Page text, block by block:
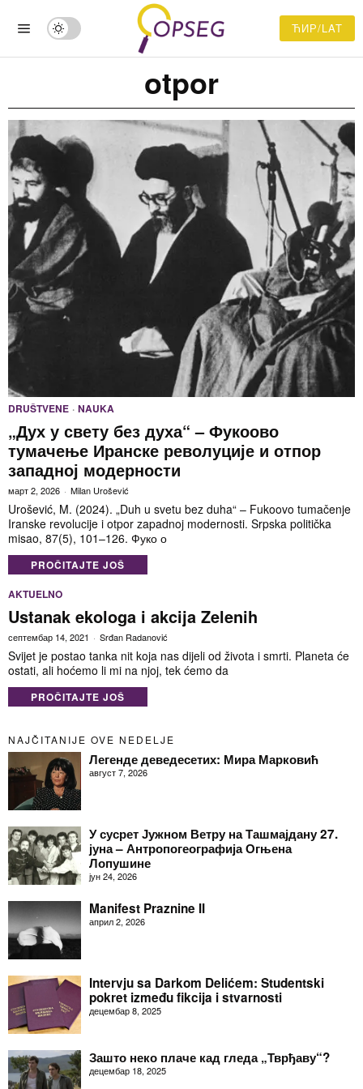
ЋИР/LAT
otpor
DRUŠTVENE · NAUKA
„Дух у свету без духа“ – Фукоово
тумачење Иранске револуције и отпор
западној модерности
март 2, 2026 Milan Urošević
Urošević, M. (2024). „Duh u svetu bez duha“ – Fukoovo tumačenje
Iranske revolucije i otpor zapadnoj modernosti. Srpska politička
misao, 87(5), 101–126. Фуко о
PROČITAJTE JOŠ
AKTUELNO
Ustanak ekologa i akcija Zelenih
септембар 14, 2021 Srđan Radanović
Svijet je postao tanka nit koja nas dijeli od života i smrti. Planeta će
ostati, ali hoćemo li mi na njoj, tek ćemo da
PROČITAJTE JOŠ
NAJČITANIJE OVE NEDELJE
Легенде деведесетих: Мира Марковић
август 7, 2026
У сусрет Јужном Ветру на Ташмајдану 27.
јуна – Антропогеографија Огњена
Лопушине
јун 24, 2026
Manifest Praznine II
април 2, 2026
Intervju sa Darkom Delićem: Studentski
pokret između fikcija i stvarnosti
децембар 8, 2025
Зашто неко плаче кад гледа „Тврђаву“?
децембар 18, 2025